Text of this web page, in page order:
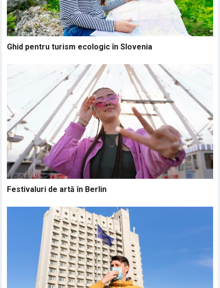
Ghid pentru turism ecologic în Slovenia
Festivaluri de artă în Berlin